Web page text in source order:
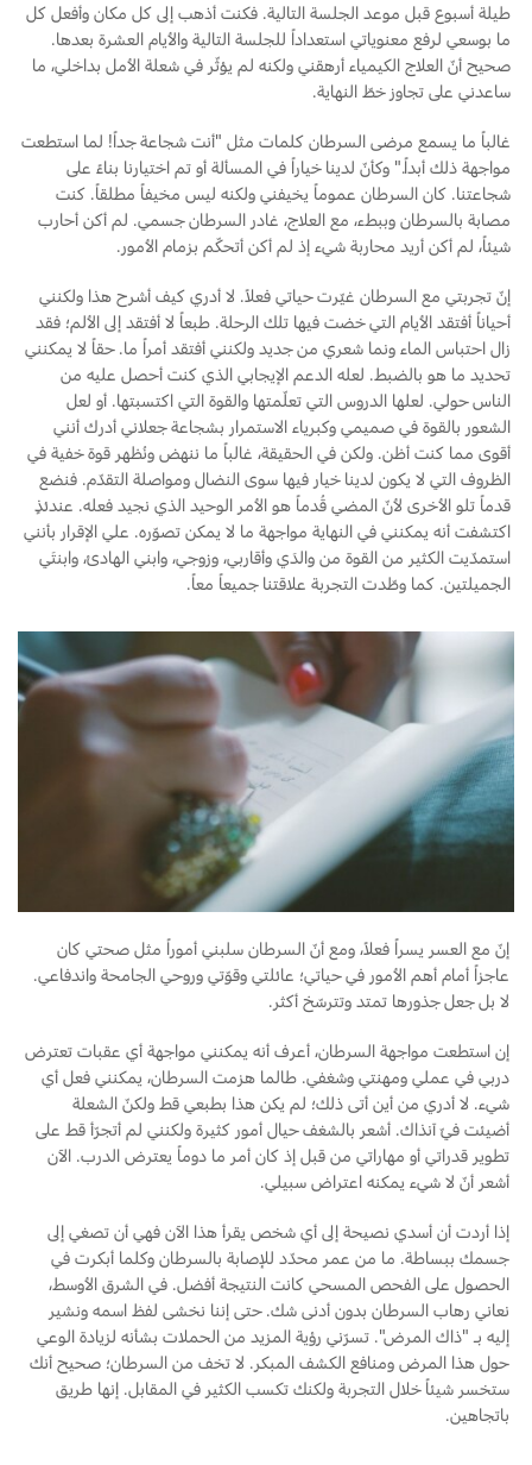
طيلة أسبوع قبل موعد الجلسة التالية. فكنت أذهب إلى كل مكان وأفعل كل
ما بوسعي لرفع معنوياتي استعداداً للجلسة التالية والأيام العشرة بعدها.
صحيح أنّ العلاج الكيمياء أرهقني ولكنه لم يؤثّر في شعلة الأمل بداخلي، ما
ساعدني على تجاوز خطّ النهاية.
غالباً ما يسمع مرضى السرطان كلمات مثل "أنت شجاعة جداً! لما استطعت
مواجهة ذلك أبداً." وكأنّ لدينا خياراً في المسألة أو تم اختيارنا بناءً على
شجاعتنا. كان السرطان عموماً يخيفني ولكنه ليس مخيفاً مطلقاً. كنت
مصابة بالسرطان وببطء، مع العلاج، غادر السرطان جسمي. لم أكن أحارب
شيئاً، لم أكن أريد محاربة شيء إذ لم أكن أتحكّم بزمام الأمور.
إنّ تجربتي مع السرطان غيّرت حياتي فعلاً. لا أدري كيف أشرح هذا ولكنني
أحياناً أفتقد الأيام التي خضت فيها تلك الرحلة. طبعاً لا أفتقد إلى الألم؛ فقد
زال احتباس الماء ونما شعري من جديد ولكنني أفتقد أمراً ما. حقاً لا يمكنني
تحديد ما هو بالضبط. لعله الدعم الإيجابي الذي كنت أحصل عليه من
الناس حولي. لعلها الدروس التي تعلّمتها والقوة التي اكتسبتها. أو لعل
الشعور بالقوة في صميمي وكبرياء الاستمرار بشجاعة جعلاني أدرك أنني
أقوى مما كنت أظن. ولكن في الحقيقة، غالباً ما ننهض ونُظهر قوة خفية في
الظروف التي لا يكون لدينا خيار فيها سوى النضال ومواصلة التقدّم. فنضع
قدماً تلو الأخرى لأنّ المضي قُدماً هو الأمر الوحيد الذي نجيد فعله. عندئذٍ
اكتشفت أنه يمكنني في النهاية مواجهة ما لا يمكن تصوّره. علي الإقرار بأنني
استمدّيت الكثير من القوة من والدَي وأقاربي، وزوجي، وابني الهادئ، وابنتَي
الجميلتين. كما وطّدت التجربة علاقتنا جميعاً معاً.
إنّ مع العسر يسراً فعلاً، ومع أنّ السرطان سلبني أموراً مثل صحتي كان
عاجزاً أمام أهم الأمور في حياتي؛ عائلتي وقوّتي وروحي الجامحة واندفاعي.
لا بل جعل جذورها تمتد وتترسّخ أكثر.
إن استطعت مواجهة السرطان، أعرف أنه يمكنني مواجهة أي عقبات تعترض
دربي في عملي ومهنتي وشغفي. طالما هزمت السرطان، يمكنني فعل أي
شيء. لا أدري من أين أتى ذلك؛ لم يكن هذا بطبعي قط ولكنّ الشعلة
أضيئت فيّ آنذاك. أشعر بالشغف حيال أمور كثيرة ولكنني لم أتجرّأ قط على
تطوير قدراتي أو مهاراتي من قبل إذ كان أمر ما دوماً يعترض الدرب. الآن
أشعر أنّ لا شيء يمكنه اعتراض سبيلي.
إذا أردت أن أسدي نصيحة إلى أي شخص يقرأ هذا الآن فهي أن تصغي إلى
جسمك ببساطة. ما من عمر محدّد للإصابة بالسرطان وكلما أبكرت في
الحصول على الفحص المسحي كانت النتيجة أفضل. في الشرق الأوسط،
نعاني رهاب السرطان بدون أدنى شك. حتى إننا نخشى لفظ اسمه ونشير
إليه بـ "ذاك المرض". تسرّني رؤية المزيد من الحملات بشأنه لزيادة الوعي
حول هذا المرض ومنافع الكشف المبكر. لا تخف من السرطان؛ صحيح أنك
ستخسر شيئاً خلال التجربة ولكنك تكسب الكثير في المقابل. إنها طريق
باتجاهين.